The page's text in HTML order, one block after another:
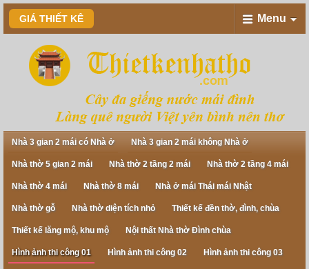
GIÁ THIẾT KÊ Menu
Nhà 3 gian 2 mái có Nhà ở Nhà 3 gian 2 mái không Nhà ở
Nhà thờ 5 gian 2 mái Nhà thờ 2 tầng 2 mái Nhà thờ 2 tầng 4 mái
Nhà thờ 4 mái Nhà thờ 8 mái Nhà ở mái Thái mái Nhật
Nhà thờ gỗ Nhà thờ diện tích nhỏ Thiết kế đền thờ, đình, chùa
Thiết kế lăng mộ, khu mộ Nội thất Nhà thờ Đình chùa
Hình ảnh thi công 01 Hình ảnh thi công 02 Hình ảnh thi công 03